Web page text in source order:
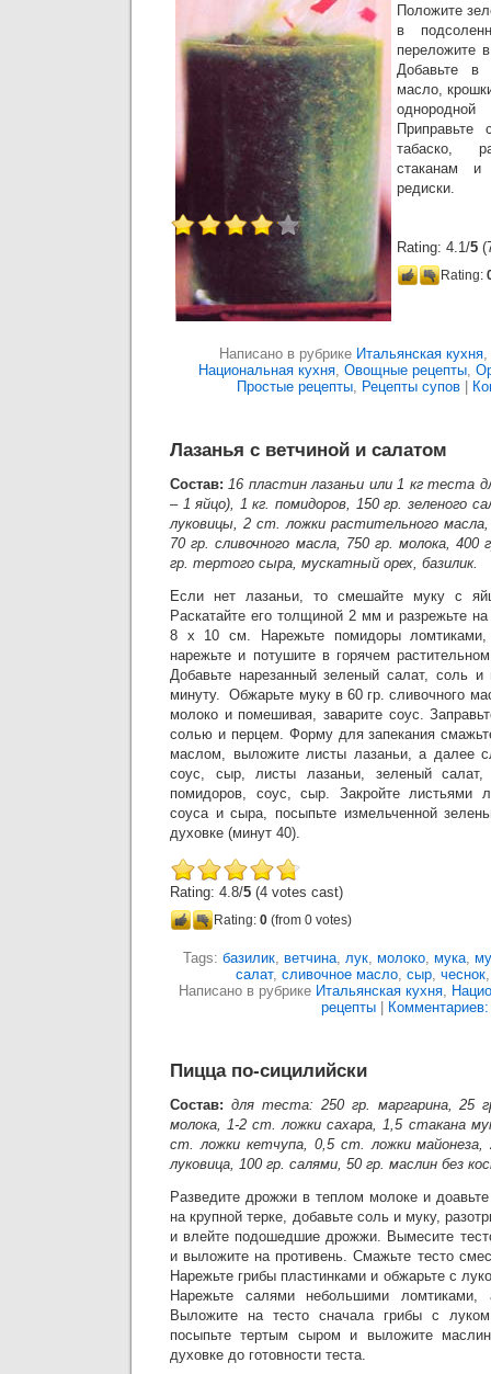
Положите
в
переложите
Добавьте в
масло,
табаско,
стаканам и
редиски.
Rating: 4.1/5
Rating:
Написано в рубрике Итальянская кухня,
Национальная кухня, Овощные рецепты,
Простые рецепты, Рецепты супов|
Лазанья с ветчиной и салатом
Состав:16 пластин лазаньи или 1 кг теста
– 1 яйцо), 1 кг. помидоров, 150 гр. зеленого
луковицы, 2 ст. ложки растительного
70 гр. сливочного масла, 750 гр. молока, 400
гр. тертого сыра, мускатный орех, базилик.
Если нет лазаньи, то смешайте муку с
Раскатайте его толщиной 2 мм и разрежьте
8 х 10 см. Нарежьте помидоры ломтиками,
нарежьте и потушите в горячем
Добавьте нарезанный зеленый салат, соль
минуту. Обжарьте муку в 60 гр. сливочного
молоко и помешивая, заварите соус.
солью и перцем. Форму для запекания
маслом, выложите листы лазаньи, а далее
соус, сыр, листы лазаньи, зеленый салат,
помидоров, соус, сыр. Закройте листьями
соуса и сыра, посыпьте измельченной
духовке (минут 40).
Rating: 4.8/5 (4 votes cast)
Rating: 0 (from 0 votes)
Tags: базилик, ветчина, лук, молоко, мука,
салат, сливочное масло, сыр, чеснок
Написано в рубрике Итальянская кухня,
рецепты|
Пицца по-сицилийски
Состав: для теста: 250 гр. маргарина, 25
молока, 1-2 ст. ложки сахара, 1,5 стакана
ст. ложки кетчупа, 0,5 ст. ложки майонеза,
луковица, 100 гр. салями, 50 гр. маслин без
Разведите дрожжи в теплом молоке и
на крупной терке, добавьте соль и муку,
и влейте подошедшие дрожжи. Вымесите
и выложите на противень. Смажьте тесто
Нарежьте грибы пластинками и обжарьте с
Нарежьте салями небольшими
Выложите на тесто сначала грибы с
посыпьте тертым сыром и выложите
духовке до готовности теста.